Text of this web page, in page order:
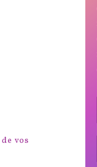
vos